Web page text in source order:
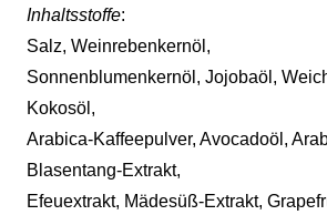
Inhaltsstoffe:
Salz, Weinrebenkernöl,
Sonnenblumenkernöl, Jojobaöl,
Kokosöl,
Arabica-Kaffeepulver, Avocadoöl,
Blasentang-Extrakt,
Efeuextrakt, Mädesüß-Extrakt,